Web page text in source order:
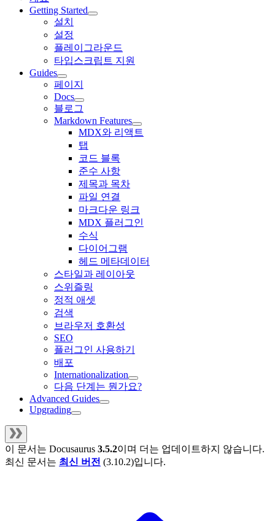
Getting Started
설치
설정
플레이그라운드
타입스크립트 지원
Guides
페이지
Docs
블로그
Markdown Features
MDX와 리액트
탭
코드 블록
준수 사항
제목과 목차
파일 연결
마크다운 링크
MDX 플러그인
수식
다이어그램
헤드 메타데이터
스타일과 레이아웃
스위즐링
정적 애셋
검색
브라우저 호환성
SEO
플러그인 사용하기
배포
Internationalization
다음 단계는 뭔가요?
Advanced Guides
Upgrading
이 문서는 Docusaurus 3.5.2이며 더는 업데이트하지 않습니다.
최신 문서는 최신 버전 (3.10.2)입니다.